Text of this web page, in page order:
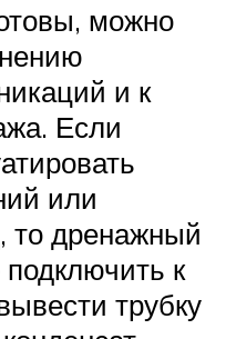
можно
и к
Если
или
то дренажный
к
трубку